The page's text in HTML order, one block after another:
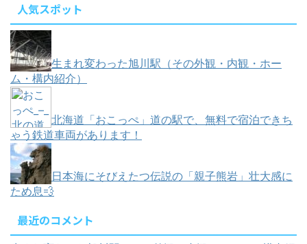
人気スポット
生まれ変わった旭川駅（その外観・内観・ホー
ム・構内紹介）
北海道「おこっぺ」道の駅で、無料で宿泊できち
ゃう鉄道車両があります！
日本海にそびえたつ伝説の「親子熊岩」壮大感に
ため息💨
最近のコメント